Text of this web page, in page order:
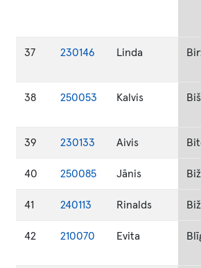
37 230146 Linda
38 250053 Kalvis
39 230133 Aivis
40 250085 Jānis
41 240113 Rinalds
42 210070 Evita